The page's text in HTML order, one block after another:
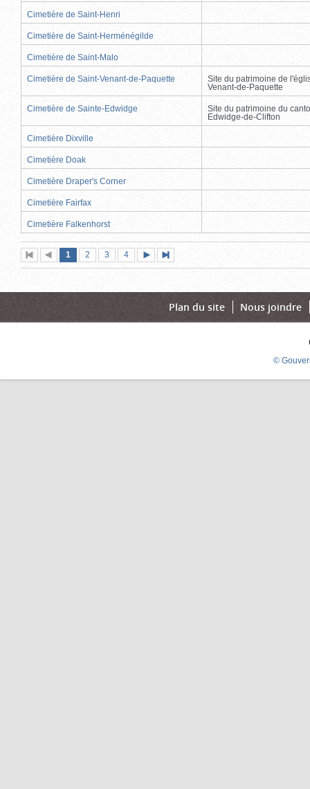
Cimetière de Saint-Henri
Cimetière de Saint-Herménégilde
Cimetière de Saint-Malo
Cimetière de Saint-Venant-de-Paquette
Site du patrimoine de
Venant-de-Paquette
Cimetière de Sainte-Edwidge
Site du patrimoine du
Edwidge-de-Clifton
Cimetière Dixville
Cimetière Doak
Cimetière Draper's Corner
Cimetière Fairfax
Cimetière Falkenhorst
Première
page
Page
précédente
Page
1 (page
actuelle)
Page
2 Page
3 Page
4
suivante
page
Plan du site Nous joindre
©